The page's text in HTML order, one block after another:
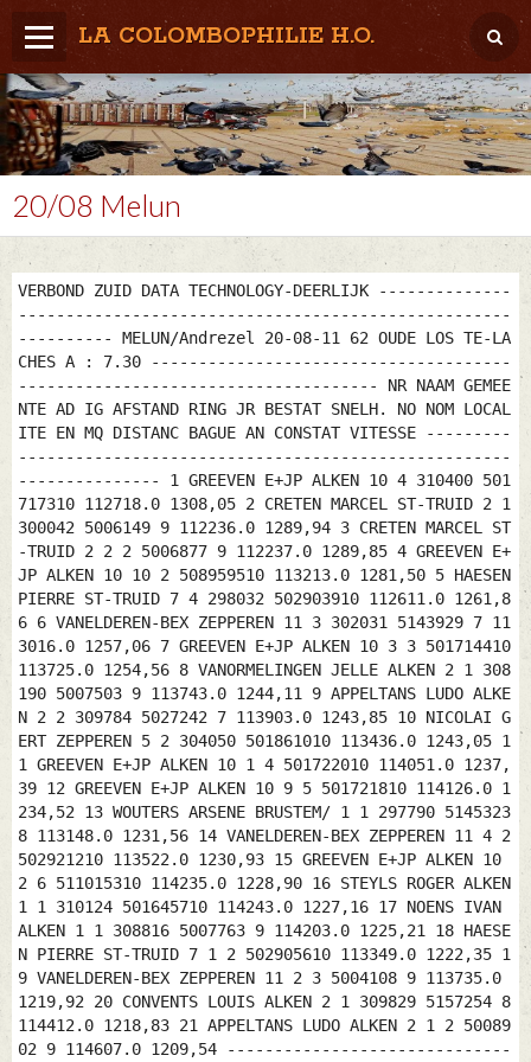
LA COLOMBOPHILIE H.O.
Home
Météo / Het weer
Lâcher / Los
Result. clubs, Provincial, (Inter)National
RFCB / KBDB
20/08 Melun
VERBOND ZUID DATA TECHNOLOGY-DEERLIJK --------------
----------------------------------------------------
---------- MELUN/Andrezel 20-08-11 62 OUDE LOS TE-LA
CHES A : 7.30 --------------------------------------
-------------------------------------- NR NAAM GEMEE
NTE AD IG AFSTAND RING JR BESTAT SNELH. NO NOM LOCAL
ITE EN MQ DISTANC BAGUE AN CONSTAT VITESSE ---------
----------------------------------------------------
--------------- 1 GREEVEN E+JP ALKEN 10 4 310400 501
717310 112718.0 1308,05 2 CRETEN MARCEL ST-TRUID 2 1
300042 5006149 9 112236.0 1289,94 3 CRETEN MARCEL ST
-TRUID 2 2 2 5006877 9 112237.0 1289,85 4 GREEVEN E+
JP ALKEN 10 10 2 508959510 113213.0 1281,50 5 HAESEN
PIERRE ST-TRUID 7 4 298032 502903910 112611.0 1261,8
6 6 VANELDEREN-BEX ZEPPEREN 11 3 302031 5143929 7 11
3016.0 1257,06 7 GREEVEN E+JP ALKEN 10 3 3 501714410
113725.0 1254,56 8 VANORMELINGEN JELLE ALKEN 2 1 308
190 5007503 9 113743.0 1244,11 9 APPELTANS LUDO ALKE
N 2 2 309784 5027242 7 113903.0 1243,85 10 NICOLAI G
ERT ZEPPEREN 5 2 304050 501861010 113436.0 1243,05 1
1 GREEVEN E+JP ALKEN 10 1 4 501722010 114051.0 1237,
39 12 GREEVEN E+JP ALKEN 10 9 5 501721810 114126.0 1
234,52 13 WOUTERS ARSENE BRUSTEM/ 1 1 297790 5145323
8 113148.0 1231,56 14 VANELDEREN-BEX ZEPPEREN 11 4 2
502921210 113522.0 1230,93 15 GREEVEN E+JP ALKEN 10
2 6 511015310 114235.0 1228,90 16 STEYLS ROGER ALKEN
1 1 310124 501645710 114243.0 1227,16 17 NOENS IVAN
ALKEN 1 1 308816 5007763 9 114203.0 1225,21 18 HAESE
N PIERRE ST-TRUID 7 1 2 502905610 113349.0 1222,35 1
9 VANELDEREN-BEX ZEPPEREN 11 2 3 5004108 9 113735.0
1219,92 20 CONVENTS LOUIS ALKEN 2 1 309829 5157254 8
114412.0 1218,83 21 APPELTANS LUDO ALKEN 2 1 2 50089
02 9 114607.0 1209,54 ------------------------------